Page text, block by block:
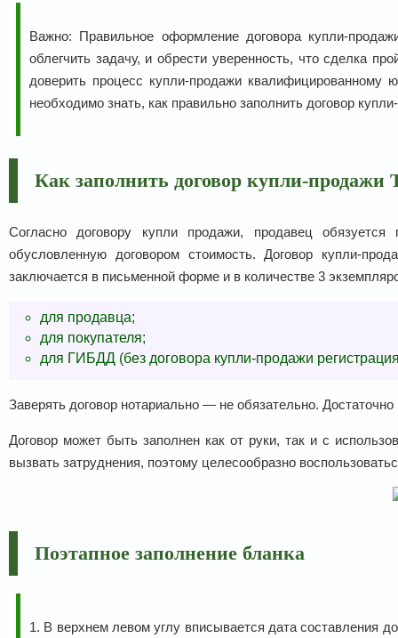
Важно: Правильное оформление договора купли-
облегчить задачу, и обрести уверенность, что сделка
доверить процесс купли-продажи
необходимо знать, как правильно заполнить договор
Как заполнить договор купли-продажи
Согласно договору купли продажи, продавец
обусловленную договором стоимость. Договор купли-
заключается в письменной форме и в количестве 3
для продавца;
для покупателя;
для ГИБДД (без договора купли-продажи
Заверять договор нотариально — не обязательно. Достаточно
Договор может быть заполнен как от руки, так и с
вызвать затруднения, поэтому целесообразно
Поэтапное заполнение бланка
1. В верхнем левом углу вписывается дата составления